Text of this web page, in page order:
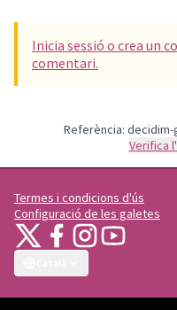
Inicia sessió o crea un
comentari.
Referència: decidim-
Termes i condicions d'ús
Configuració de les galetes
Granollers Participa a X
(Enllaç extern)
Granollers Participa a
(Enllaç extern)
Granollers Participa
(Enllaç extern)
Granollers